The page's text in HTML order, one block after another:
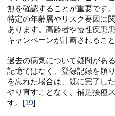
無を確認することが重要です
特定の年齢層やリスク要因に
あります。高齢者や慢性疾患
キャンペーンが計画されるこ
過去の病気について疑問があ
記憶ではなく、登録記録を頼
を忘れた場合は、既に完了し
やり直すことなく、補足接種
す。[19]